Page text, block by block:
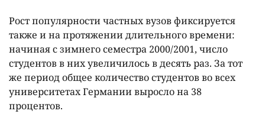
Рост популярности частных вузов фиксируется
также и на протяжении длительного времени:
начиная с зимнего семестра 2000/2001, число
студентов в них увеличилось в десять раз. За тот
же период общее количество студентов во всех
университетах Германии выросло на 38
процентов.